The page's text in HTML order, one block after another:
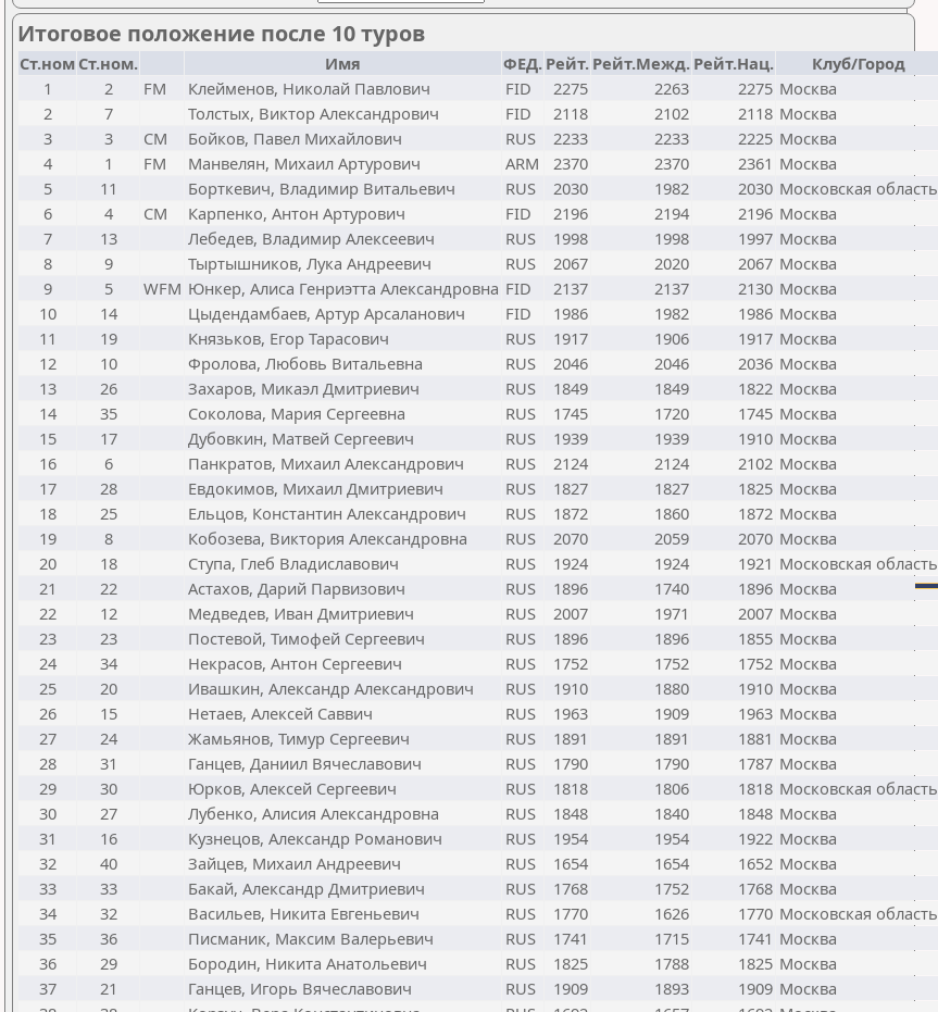
Итоговое положение после 10 туров
Ст.ном Ст.ном. Имя ФЕД. Рейт. Рейт.Межд. Рейт.Нац. Клуб/Город
1
2 FM Клейменов, Николай Павлович FID 2275 2263 2275 Москва
2
7 Толстых, Виктор Александрович FID 2118 2102 2118 Москва
3
3 CM Бойков, Павел Михайлович RUS 2233 2233 2225 Москва
4
1 FM Манвелян, Михаил Артурович ARM 2370 2370 2361 Москва
5
11 Борткевич, Владимир Витальевич RUS 2030 1982 2030 Московская область
6
4 CM Карпенко, Антон Артурович FID 2196 2194 2196 Москва
7
13 Лебедев, Владимир Алексеевич RUS 1998 1998 1997 Москва
8
9 Тыртышников, Лука Андреевич RUS 2067 2020 2067 Москва
9
5 WFM Юнкер, Алиса Генриэтта Александровна FID 2137 2137 2130 Москва
10
14 Цыдендамбаев, Артур Арсаланович FID 1986 1982 1986 Москва
11
19 Князьков, Егор Тарасович RUS 1917 1906 1917 Москва
12
10 Фролова, Любовь Витальевна RUS 2046 2046 2036 Москва
13
26 Захаров, Микаэл Дмитриевич RUS 1849 1849 1822 Москва
14
35 Соколова, Мария Сергеевна RUS 1745 1720 1745 Москва
15
17 Дубовкин, Матвей Сергеевич RUS 1939 1939 1910 Москва
16
6 Панкратов, Михаил Александрович RUS 2124 2124 2102 Москва
17
28 Евдокимов, Михаил Дмитриевич RUS 1827 1827 1825 Москва
18
25 Ельцов, Константин Александрович RUS 1872 1860 1872 Москва
19
8 Кобозева, Виктория Александровна RUS 2070 2059 2070 Москва
20
18 Ступа, Глеб Владиславович RUS 1924 1924 1921 Московская область
21
22 Астахов, Дарий Парвизович RUS 1896 1740 1896 Москва
22
12 Медведев, Иван Дмитриевич RUS 2007 1971 2007 Москва
23
23 Постевой, Тимофей Сергеевич RUS 1896 1896 1855 Москва
24
34 Некрасов, Антон Сергеевич RUS 1752 1752 1752 Москва
25
20 Ивашкин, Александр Александрович RUS 1910 1880 1910 Москва
26
15 Нетаев, Алексей Саввич RUS 1963 1909 1963 Москва
27
24 Жамьянов, Тимур Сергеевич RUS 1891 1891 1881 Москва
28
31 Ганцев, Даниил Вячеславович RUS 1790 1790 1787 Москва
29
30 Юрков, Алексей Сергеевич RUS 1818 1806 1818 Московская область
30
27 Лубенко, Алисия Александровна RUS 1848 1840 1848 Москва
31
16 Кузнецов, Александр Романович RUS 1954 1954 1922 Москва
32
40 Зайцев, Михаил Андреевич RUS 1654 1654 1652 Москва
33
33 Бакай, Александр Дмитриевич RUS 1768 1752 1768 Москва
34
32 Васильев, Никита Евгеньевич RUS 1770 1626 1770 Московская область
35
36 Писманик, Максим Валерьевич RUS 1741 1715 1741 Москва
36
29 Бородин, Никита Анатольевич RUS 1825 1788 1825 Москва
37
21 Ганцев, Игорь Вячеславович RUS 1909 1893 1909 Москва